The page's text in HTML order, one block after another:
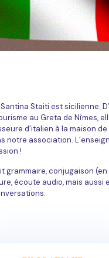
Santina Staiti est sicilienne.
au Greta de Nîmes,
d’italien à la maison de
notre association.
!
grammaire, conjugaison (en
écoute audio, mais aussi